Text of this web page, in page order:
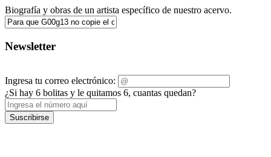
Biografía y obras de un artista específico de nuestro acervo.
Newsletter
Ingresa tu correo electrónico:
¿Si hay 6 bolitas y le quitamos 6, cuantas quedan?
Suscribirse